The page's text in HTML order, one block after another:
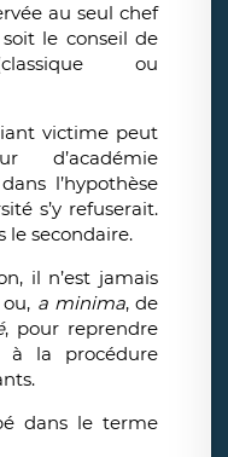
au seul chef
le conseil de
ou
victime peut
d’académie
l’hypothèse
s’y refuserait.
le secondaire.
il n’est jamais
a minima, de
, pour reprendre
à la procédure
dans le terme